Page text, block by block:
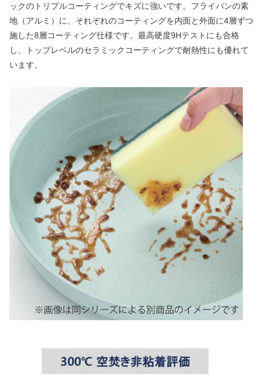
ックのトリプルコーティングでキズに強いです。フライパンの素
地（アルミ）に、それぞれのコーティングを内面と外面に4層ずつ
施した8層コーティング仕様です。最高硬度9Hテストにも合格
し、トップレベルのセラミックコーティングで耐熱性にも優れて
います。